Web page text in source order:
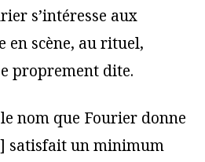
s’intéresse aux
en scène, au rituel,
proprement dite.
le nom que Fourier donne
satisfait un minimum